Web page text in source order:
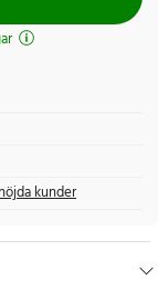
kunder